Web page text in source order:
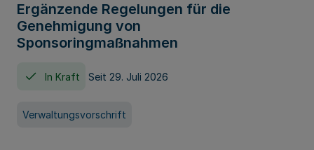
Ergänzende Regelungen für die
Genehmigung von
Sponsoringmaßnahmen
In Kraft Seit 29. Juli 2026
Verwaltungsvorschrift